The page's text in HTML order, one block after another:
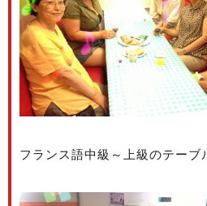
フランス語中級～上級のテー